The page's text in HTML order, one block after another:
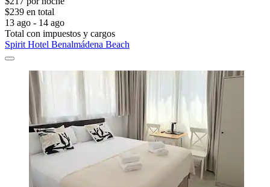
$239 en total
13 ago - 14 ago
Total con impuestos y cargos
Spirit Hotel Benalmádena Beach